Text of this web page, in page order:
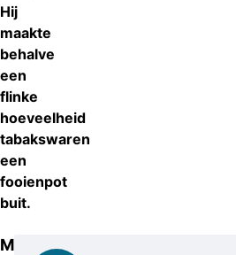
Hij
maakte
behalve
een
flinke
hoeveelheid
tabakswaren
een
fooienpot
buit.
Mogelijk